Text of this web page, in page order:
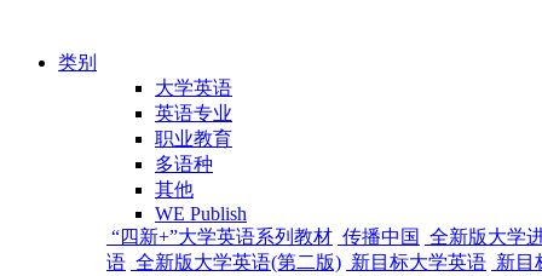
类别
大学英语
英语专业
职业教育
多语种
其他
WE Publish
“四新+”大学英语系列教材 传播中国 全新版大学
语 全新版大学英语(第二版) 新目标大学英语 新目